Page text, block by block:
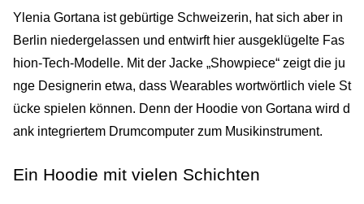
Ylenia Gortana ist gebürtige Schweizerin, hat sich aber in
Berlin niedergelassen und entwirft hier ausgeklügelte Fas
hion-Tech-Modelle. Mit der Jacke „Showpiece“ zeigt die ju
nge Designerin etwa, dass Wearables wortwörtlich viele St
ücke spielen können. Denn der Hoodie von Gortana wird d
ank integriertem Drumcomputer zum Musikinstrument.
Ein Hoodie mit vielen Schichten